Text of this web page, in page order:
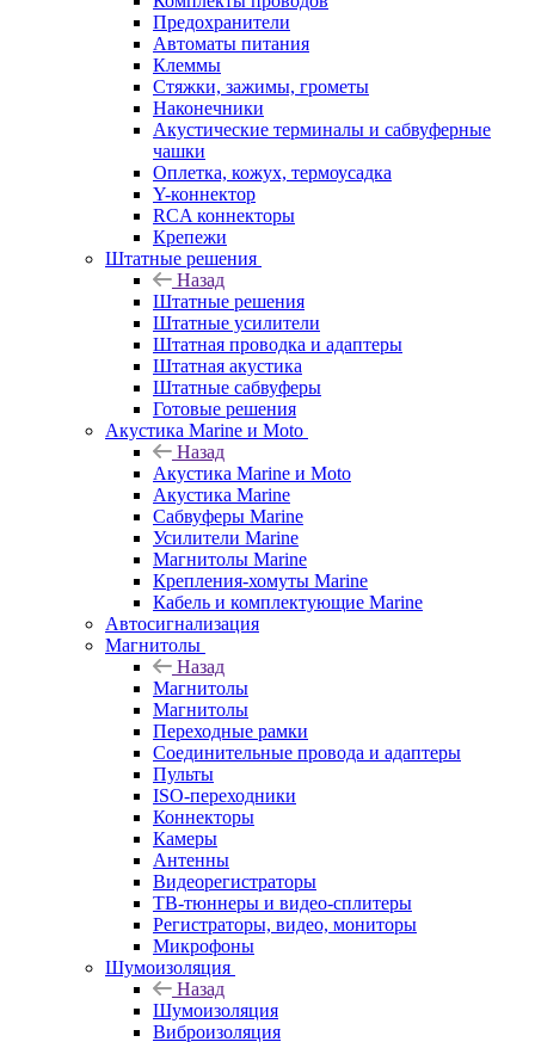
Предохранители
Автоматы питания
Клеммы
Стяжки, зажимы, грометы
Наконечники
Акустические терминалы и сабвуферные
чашки
Оплетка, кожух, термоусадка
Y-коннектор
RCA коннекторы
Крепежи
Штатные решения
Назад
Штатные решения
Штатные усилители
Штатная проводка и адаптеры
Штатная акустика
Штатные сабвуферы
Готовые решения
Акустика Marine и Moto
Назад
Акустика Marine и Moto
Акустика Marine
Сабвуферы Marine
Усилители Marine
Магнитолы Marine
Крепления-хомуты Marine
Кабель и комплектующие Marine
Автосигнализация
Магнитолы
Назад
Магнитолы
Магнитолы
Переходные рамки
Соединительные провода и адаптеры
Пульты
ISO-переходники
Коннекторы
Камеры
Антенны
Видеорегистраторы
ТВ-тюннеры и видео-сплитеры
Регистраторы, видео, мониторы
Микрофоны
Шумоизоляция
Назад
Шумоизоляция
Виброизоляция